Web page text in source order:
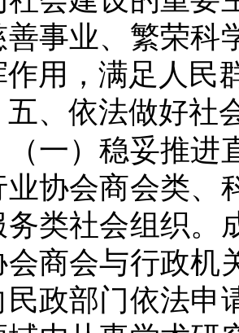
善事业、繁荣科
用，满足人民
五、依法做好社
）稳妥推进
业协会商会类、
务类社会组织。
会商会与行政机
政部门依法申